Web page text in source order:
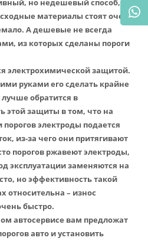
но недешевый способ,
материалы стоят очень
А дешевые не всегда
из которых сделаны пороги
электрохимической защитой.
руками его сделать крайне
обратится в
этой защиты в том, что на
электроды подается
из-за чего они притягивают
порогов ржавеют электроды,
эксплуатации заменяются на
но эффективность такой
относительна – износ
быстро.
автосервисе вам предложат
авто и установить